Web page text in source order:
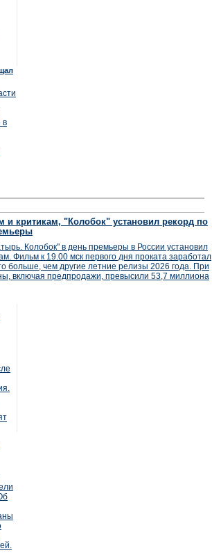
в
и критикам, "Колобок" установил рекорд по
Колобок" в день премьеры в России установил
Фильм к 19.00 мск первого дня проката заработал
больше, чем другие летние релизы 2026 года. При
включая предпродажи, превысили 53,7 миллиона